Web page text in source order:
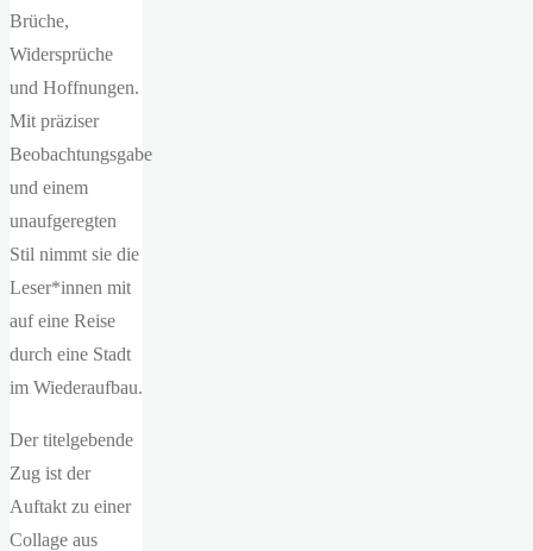
Brüche,
Widersprüche
und Hoffnungen.
Mit präziser
Beobachtungsgabe
und einem
unaufgeregten
Stil nimmt sie die
Leser*innen mit
auf eine Reise
durch eine Stadt
im Wiederaufbau.
Der titelgebende
Zug ist der
Auftakt zu einer
Collage aus